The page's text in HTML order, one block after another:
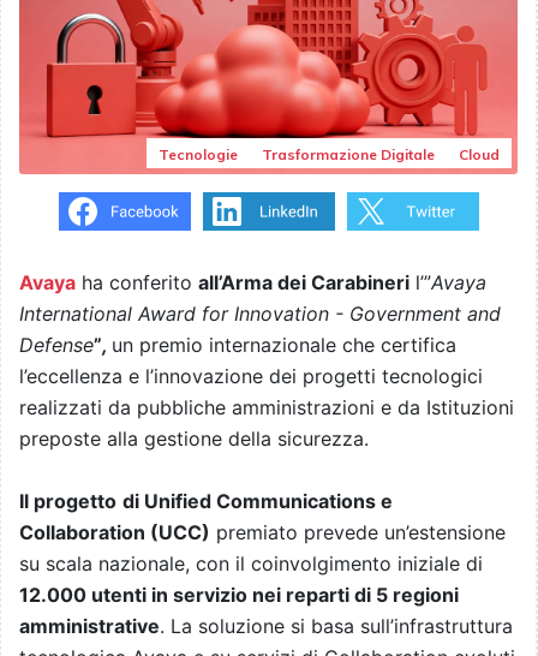
Tecnologie Trasformazione Digitale Cloud
Avaya ha conferito all’Arma dei Carabineri l’”Avaya
International Award for Innovation - Government and
Defense”, un premio internazionale che certifica
l’eccellenza e l’innovazione dei progetti tecnologici
realizzati da pubbliche amministrazioni e da Istituzioni
preposte alla gestione della sicurezza.
Il progetto di Unified Communications e
Collaboration (UCC) premiato prevede un’estensione
su scala nazionale, con il coinvolgimento iniziale di
12.000 utenti in servizio nei reparti di 5 regioni
amministrative. La soluzione si basa sull’infrastruttura